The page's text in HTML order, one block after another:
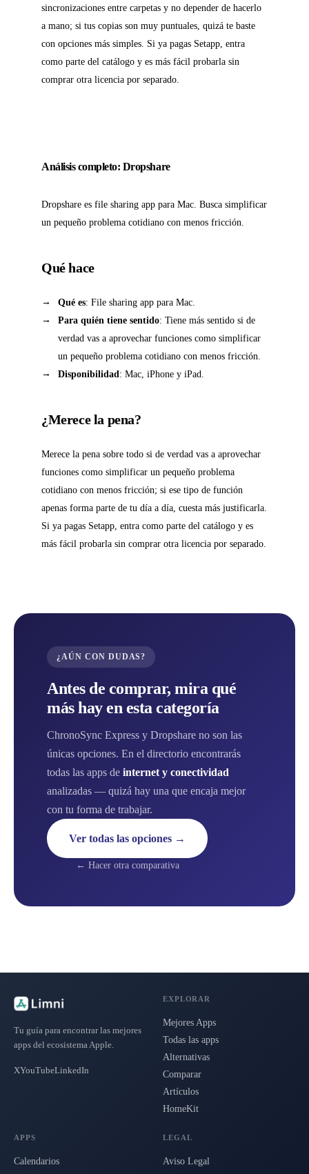
sincronizaciones entre carpetas y no depender de hacerlo
a mano; si tus copias son muy puntuales, quizá te baste
con opciones más simples. Si ya pagas Setapp, entra
como parte del catálogo y es más fácil probarla sin
comprar otra licencia por separado.
Análisis completo: Dropshare
Dropshare es file sharing app para Mac. Busca simplificar
un pequeño problema cotidiano con menos fricción.
Qué hace
Qué es: File sharing app para Mac.
Para quién tiene sentido: Tiene más sentido si de
verdad vas a aprovechar funciones como simplificar
un pequeño problema cotidiano con menos fricción.
Disponibilidad: Mac, iPhone y iPad.
¿Merece la pena?
Merece la pena sobre todo si de verdad vas a aprovechar
funciones como simplificar un pequeño problema
cotidiano con menos fricción; si ese tipo de función
apenas forma parte de tu día a día, cuesta más justificarla.
Si ya pagas Setapp, entra como parte del catálogo y es
más fácil probarla sin comprar otra licencia por separado.
¿AÚN CON DUDAS?
Antes de comprar, mira qué
más hay en esta categoría
ChronoSync Express y Dropshare no son las
únicas opciones. En el directorio encontrarás
todas las apps de internet y conectividad
analizadas — quizá hay una que encaja mejor
con tu forma de trabajar.
Ver todas las opciones →
← Hacer otra comparativa
Tu guía para encontrar las mejores
apps del ecosistema Apple.
XYouTubeLinkedIn
EXPLORAR
Mejores Apps
Todas las apps
Alternativas
Comparar
Artículos
HomeKit
APPS
Calendarios
LEGAL
Aviso Legal